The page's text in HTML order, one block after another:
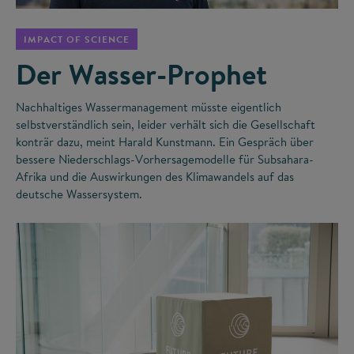
IMPACT OF SCIENCE
Der Wasser-Prophet
Nachhaltiges Wassermanagement müsste eigentlich
selbstverständlich sein, leider verhält sich die Gesellschaft
konträr dazu, meint Harald Kunstmann. Ein Gespräch über
bessere Niederschlags-Vorhersagemodelle für Subsahara-
Afrika und die Auswirkungen des Klimawandels auf das
deutsche Wassersystem.